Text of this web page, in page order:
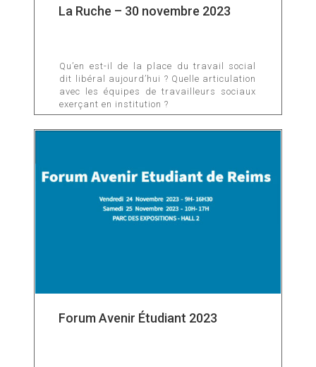
La Ruche – 30 novembre 2023
Qu’en est-il de la place du travail social
dit libéral aujourd’hui ? Quelle articulation
avec les équipes de travailleurs sociaux
exerçant en institution ?
Forum Avenir Étudiant 2023